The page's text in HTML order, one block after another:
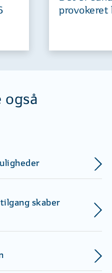
provokeret
også
skaber